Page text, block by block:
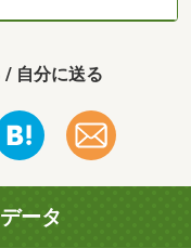
/ 自分に送る
ータ